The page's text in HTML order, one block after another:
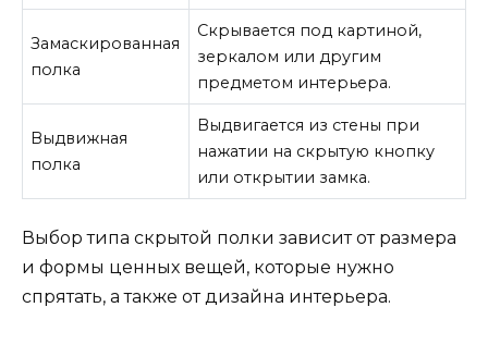
Замаскированная
полка
Скрывается под картиной,
зеркалом или другим
предметом интерьера.
Выдвижная
полка
Выдвигается из стены при
нажатии на скрытую кнопку
или открытии замка.
Выбор типа скрытой полки зависит от размера
и формы ценных вещей, которые нужно
спрятать, а также от дизайна интерьера.